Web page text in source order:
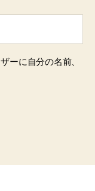
ーに自分の名前、